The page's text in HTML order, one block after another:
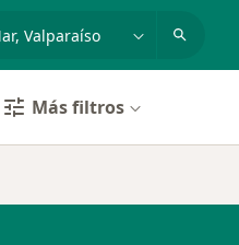
Más filtros